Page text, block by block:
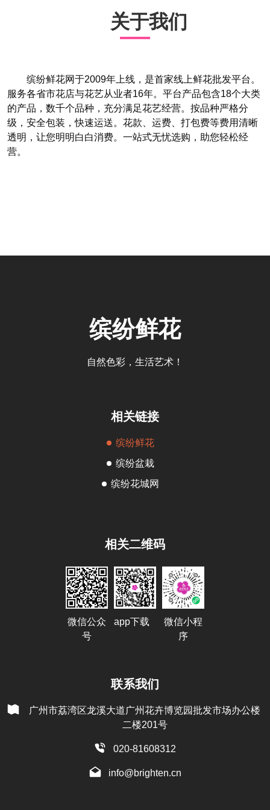
关于我们
缤纷鲜花网于2009年上线，是首家线上鲜花批发平台。
服务各省市花店与花艺从业者16年。平台产品包含18个大类
的产品，数千个品种，充分满足花艺经营。按品种严格分
级，安全包装，快速运送。花款、运费、打包费等费用清晰
透明，让您明明白白消费。一站式无忧选购，助您轻松经
营。
缤纷鲜花
自然色彩，生活艺术！
相关链接
缤纷鲜花
缤纷盆栽
缤纷花城网
相关二维码
微信公众
号
app下载
微信小程
序
联系我们
广州市荔湾区龙溪大道广州花卉博览园批发市场办公楼
二楼201号
020-81608312
info@brighten.cn